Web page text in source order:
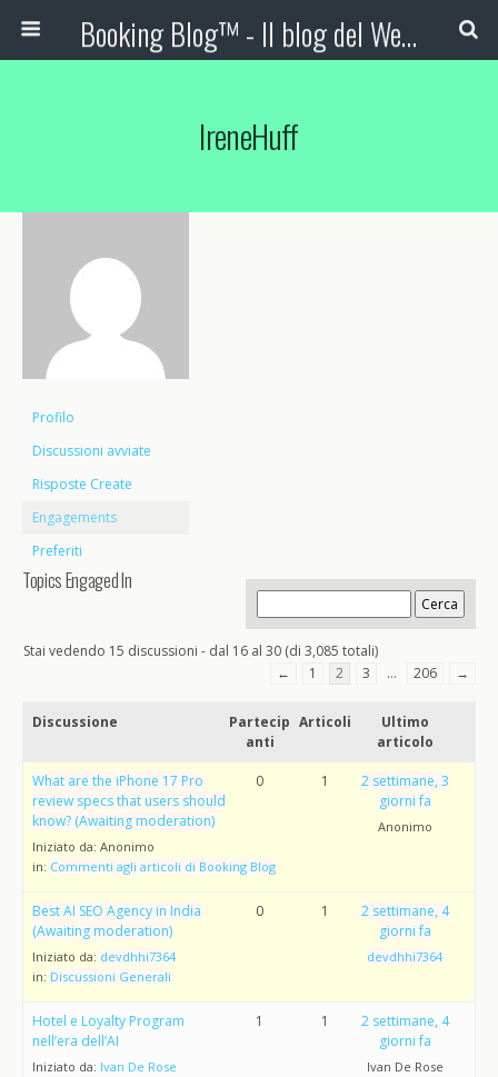
Booking Blog™ - Il blog del Web Marketing Turistico
IreneHuff
Profilo
Discussioni avviate
Risposte Create
Engagements
Preferiti
Topics Engaged In
Stai vedendo 15 discussioni - dal 16 al 30 (di 3,085 totali)
←
1 2 3 … 206 →
Discussione
Partecip
anti
Articoli
Ultimo
articolo
What are the iPhone 17 Pro
review specs that users should
know? (Awaiting moderation)
Iniziato da: Anonimo
in: Commenti agli articoli di Booking Blog
0 1
2 settimane, 3
giorni fa
Anonimo
Best AI SEO Agency in India
(Awaiting moderation)
Iniziato da: devdhhi7364
in: Discussioni Generali
0 1
2 settimane, 4
giorni fa
devdhhi7364
Hotel e Loyalty Program
nell’era dell’AI
Iniziato da: Ivan De Rose
1 1
2 settimane, 4
giorni fa
Ivan De Rose